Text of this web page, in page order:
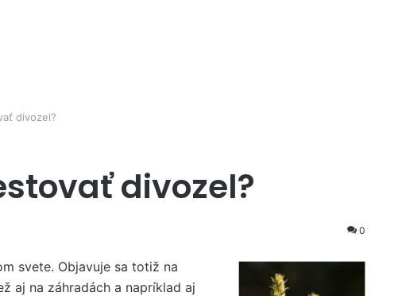
divozel?
divozel?
0
svete. Objavuje sa totiž na
aj na záhradách a napríklad aj